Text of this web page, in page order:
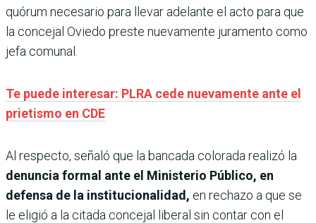
quórum necesario para llevar adelante el acto para que
la concejal Oviedo preste nuevamente juramento como
jefa comunal.
Te puede interesar: PLRA cede nuevamente ante el
prietismo en CDE
Al respecto, señaló que la bancada colorada realizó la
denuncia formal ante el Ministerio Público, en
defensa de la institucionalidad, en rechazo a que se
le eligió a la citada concejal liberal sin contar con el